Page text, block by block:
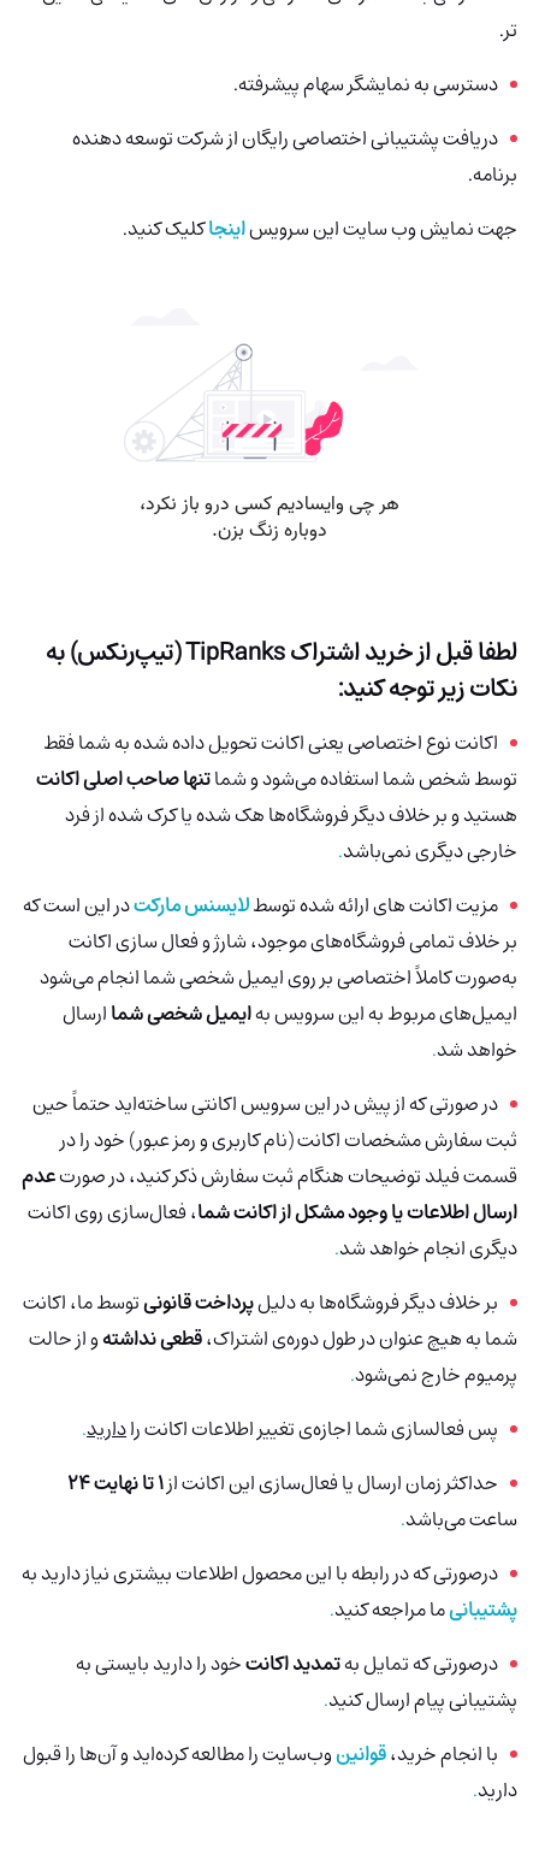
تر.
دسترسی به نمایشگر سهام پیشرفته.
دریافت پشتیبانی اختصاصی رایگان از شرکت توسعه دهنده
برنامه.
جهت نمایش وب سایت این سرویساینجاکلیک کنید.
لطفا قبل از خرید اشتراکTipRanks (تیپ‌رنکس)
به
نکات زیر توجه کنید:
اکانت نوع اختصاصی یعنی اکانت تحویل داده شده به شما فقط
توسط شخص شما استفاده می‌شود و شماتنها صاحب اصلی اکانت
هستید و بر خلاف دیگر فروشگاه‌ها هک شدهیا کرک شده از فرد
خارجی دیگری نمی‌باشد.
مزیت اکانت های ارائه شده توسطلایسنس مارکتدر این است که
بر خلاف تمامی فروشگاه‌های موجود، شارژ و فعال سازی اکانت
به‌صورت کاملاً اختصاصی بر روی ایمیل شخصی شما انجام می‌شود
ایمیل‌های مربوط به این سرویس بهایمیل شخصی شماارسال
خواهد شد.
در صورتی که از پیش در این سرویس اکانتی ساخته‌اید حتماً حین
ثبت سفارش مشخصات اکانت (نام کاربری و رمز عبور) خود را در
قسمت فیلد توضیحات هنگام ثبت سفارش ذکر کنید، در صورتعدم
ارسال اطلاعات یا وجود مشکل از اکانت شما، فعال‌سازی روی اکانت
دیگری انجام خواهد شد.
بر خلاف دیگر فروشگاه‌ها به دلیلپرداخت قانونیتوسط ما، اکانت
شما به هیچ عنوان در طول دوره‌ی اشتراک،قطعی نداشتهو از حالت
پرمیوم خارج نمی‌شود.
پس فعالسازی شما اجازه‌ی تغییر اطلاعات اکانت رادارید.
حداکثر زمان ارسال یا فعال‌سازی این اکانت از1 تا نهایت 24
ساعت می‌باشد.
درصورتی‌ که در رابطه با این محصول اطلاعات بیشتری نیاز دارید به
پشتیبانیما مراجعه کنید.
درصورتی که تمایل بهتمدید اکانتخود را دارید بایستی به
پشتیبانی پیام ارسال کنید.
با انجام خرید،قوانینوب‌سایت را مطالعه کرده‌اید و آن‌ها را قبول
دارید.